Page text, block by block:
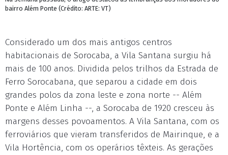
bairro Além Ponte (Crédito: ARTE: VT)
Considerado um dos mais antigos centros
habitacionais de Sorocaba, a Vila Santana surgiu há
mais de 100 anos. Dividida pelos trilhos da Estrada de
Ferro Sorocabana, que separou a cidade em dois
grandes polos da zona leste e zona norte -- Além
Ponte e Além Linha --, a Sorocaba de 1920 cresceu às
margens desses povoamentos. A Vila Santana, com os
ferroviários que vieram transferidos de Mairinque, e a
Vila Hortência, com os operários têxteis. As gerações